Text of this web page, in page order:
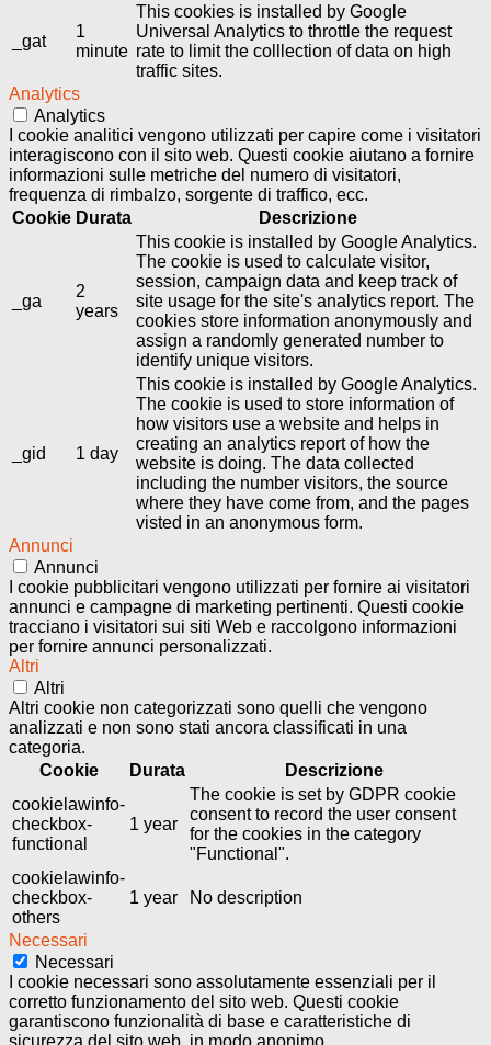
_gat
1
minute
This cookies is installed by Google
Universal Analytics to throttle the request
rate to limit the colllection of data on high
traffic sites.
Analytics
Analytics
I cookie analitici vengono utilizzati per capire come i visitatori
interagiscono con il sito web. Questi cookie aiutano a fornire
informazioni sulle metriche del numero di visitatori,
frequenza di rimbalzo, sorgente di traffico, ecc.
Cookie Durata Descrizione
_ga
2
years
This cookie is installed by Google Analytics.
The cookie is used to calculate visitor,
session, campaign data and keep track of
site usage for the site's analytics report. The
cookies store information anonymously and
assign a randomly generated number to
identify unique visitors.
_gid 1 day
This cookie is installed by Google Analytics.
The cookie is used to store information of
how visitors use a website and helps in
creating an analytics report of how the
website is doing. The data collected
including the number visitors, the source
where they have come from, and the pages
visted in an anonymous form.
Annunci
Annunci
I cookie pubblicitari vengono utilizzati per fornire ai visitatori
annunci e campagne di marketing pertinenti. Questi cookie
tracciano i visitatori sui siti Web e raccolgono informazioni
per fornire annunci personalizzati.
Altri
Altri
Altri cookie non categorizzati sono quelli che vengono
analizzati e non sono stati ancora classificati in una
categoria.
Cookie
Durata
Descrizione
cookielawinfo-
checkbox-
functional
1 year
The cookie is set by GDPR cookie
consent to record the user consent
for the cookies in the category
"Functional".
cookielawinfo-
checkbox-
others
1 year No description
Necessari
Necessari
I cookie necessari sono assolutamente essenziali per il
corretto funzionamento del sito web. Questi cookie
garantiscono funzionalità di base e caratteristiche di
sicurezza del sito web, in modo anonimo.